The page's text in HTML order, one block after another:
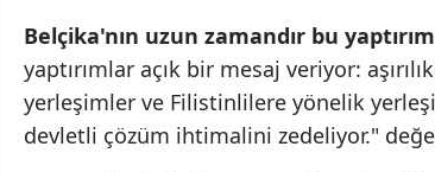
Belçika'nın uzun zamandır bu
yaptırımlar açık bir mesaj veriyor:
yerleşimler ve Filistinlilere yönelik
devletli çözüm ihtimalini zedeliyor."